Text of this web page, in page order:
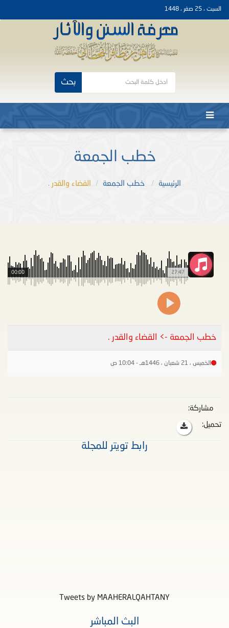
السبت ، 25 صفر ، 1448
بحث
خطب الجمعة
الرئيسية خطب الجمعة القضاء والقدر .
27:47
00:00
خطب الجمعة -> القضاء والقدر .
الخميس ، 21 شعبان ، 1446هـ - 10:04 ص
مشاركة:
تحميل:
رابط تويتر للمجلة
Tweets by MAAHERALQAHTANY
البث المباشر